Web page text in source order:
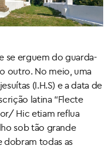
se erguem do guarda-
outro. No meio, uma
(I.H.S) e a data de
latina “Flecte
Hic etiam reflua
sob tão grande
dobram todas as